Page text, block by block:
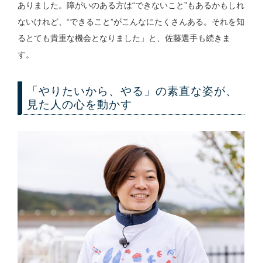
ありました。障がいのある方は“できないこと”もあるかもしれ
ないけれど、“できること”がこんなにたくさんある。それを知
るとても貴重な機会となりました」と、佐藤選手も続きま
す。
「やりたいから、やる」の素直な姿が、
見た人の心を動かす